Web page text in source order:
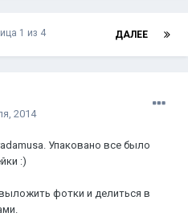
ДАЛЕЕ
1 из 4
2014
Упаковано все было
:)
фотки и делиться в